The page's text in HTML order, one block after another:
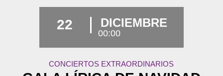
22 DICIEMBRE
00:00
CONCIERTOS EXTRAORDINARIOS